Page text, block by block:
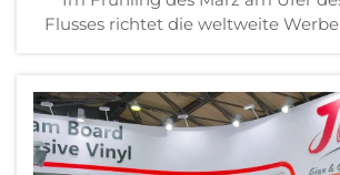
Flusses richtet die weltweite
fand vom 4. bis 7. März im
und Kongresszentrum (Shanghai)